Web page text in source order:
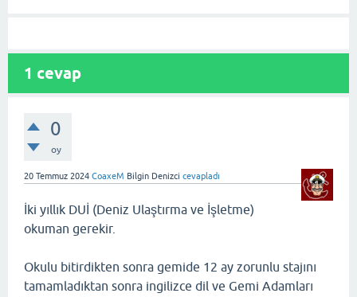
1 cevap
0
oy
20 Temmuz 2024 CoaxeM Bilgin Denizci cevapladı
İki yıllık DUİ (Deniz Ulaştırma ve İşletme)
okuman gerekir.
Okulu bitirdikten sonra gemide 12 ay zorunlu stajını
tamamladıktan sonra ingilizce dil ve Gemi Adamları